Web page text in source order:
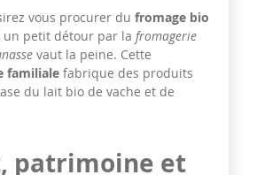
vous procurer du fromage bio
un petit détour par la fromagerie
vaut la peine. Cette
familiale fabrique des produits
du lait bio de vache et de
patrimoine et